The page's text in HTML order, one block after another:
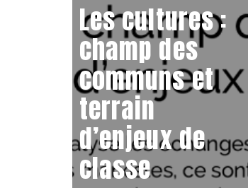
Les cultures :
champ des
communs et
terrain
d’enjeux de
classe